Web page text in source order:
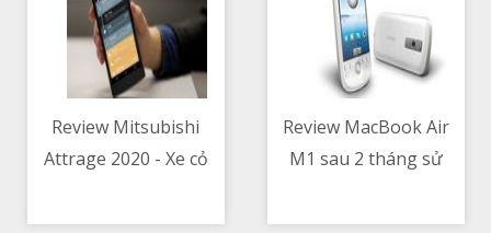
Review Mitsubishi
Attrage 2020 - Xe cỏ
Review MacBook Air
M1 sau 2 tháng sử